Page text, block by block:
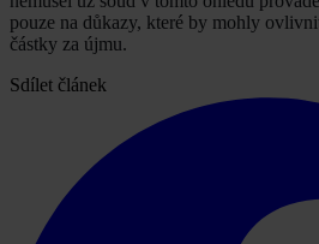
pouze na důkazy, které by mohly
částky za újmu.
Sdílet článek